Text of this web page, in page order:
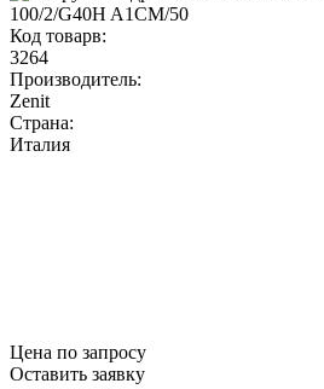
Код товарв:
3264
Производитель:
Zenit
Страна:
Италия
Цена по запросу
Оставить заявку